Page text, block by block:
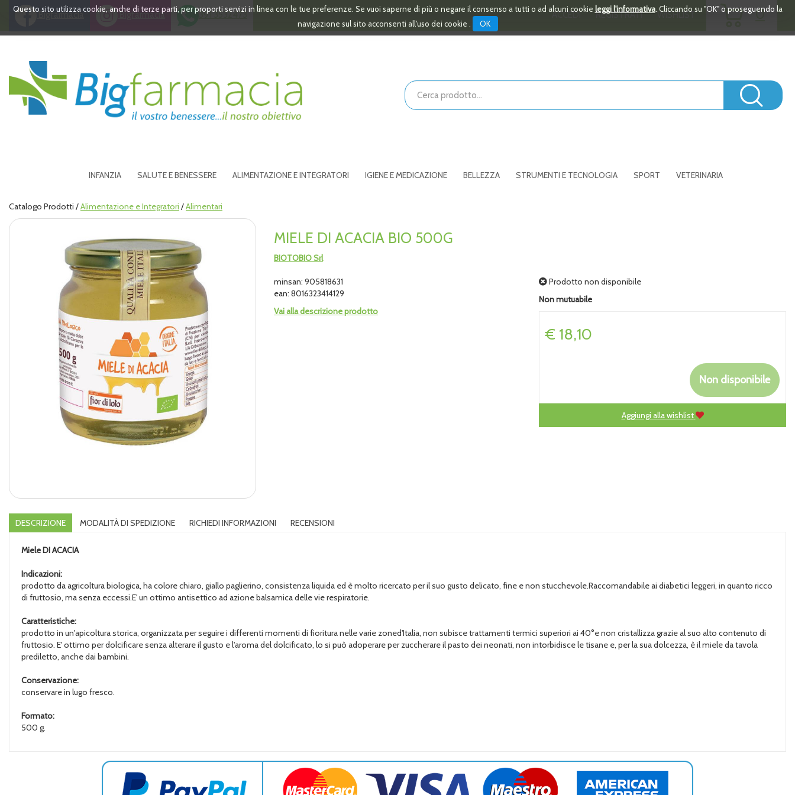
PassaQuesto sito utilizza cookie, anche di terze parti, per proporti servizi in linea con le tue preferenze. Se vuoi saperne di più o negare il consenso a tutti o ad alcuni cookie leggi l'informativa. Cliccando su "OK" o proseguendo la
navigazione sul sito acconsenti all'uso dei cookie .
OK
Bigfarmacia Bigfarmacia 391 3532473 ACCEDI REGISTRATI WISHLIST 0
ARTICOLI
Bigfarmacia
Cerca
Prodotto
INFANZIA SALUTE E BENESSERE ALIMENTAZIONE E INTEGRATORI IGIENE E MEDICAZIONE BELLEZZA STRUMENTI E TECNOLOGIA SPORT VETERINARIA
Catalogo Prodotti /Alimentazione e Integratori /Alimentari
MIELE DI ACACIA BIO 500G
BIOTOBIO Srl
minsan: 905818631
ean: 8016323414129
Vai alla descrizione prodotto
Prodotto non disponibile
Non mutuabile
Prezzo
€ 18,10
Non disponibile
Aggiungi alla wishlist
DESCRIZIONE MODALITÀ DI SPEDIZIONE RICHIEDI INFORMAZIONI RECENSIONI
MieleDI ACACIA
Indicazioni:
prodotto da agricoltura biologica, ha colore chiaro, giallo paglierino, consistenza liquida ed è molto ricercato per il suo gusto delicato, fine e non stucchevole.Raccomandabile ai diabetici leggeri, in quanto ricco
di fruttosio, ma senza eccessi.E' un ottimo antisettico ad azione balsamica delle vie respiratorie.
Caratteristiche:
prodotto in un'apicoltura storica, organizzata per seguire i differenti momenti di fioritura nelle varie zoned'Italia, non subisce trattamenti termici superiori ai 40°e non cristallizza grazie al suo alto contenuto di
fruttosio. E' ottimo per dolcificare senza alterare il gusto e l'aroma del dolcificato, lo si può adoperare per zuccherare il pasto dei neonati, non intorbidisce le tisane e, per la sua dolcezza, è il miele da tavola
prediletto, anche dai bambini.
Conservazione:
conservare in lugo fresco.
Formato:
500 g.